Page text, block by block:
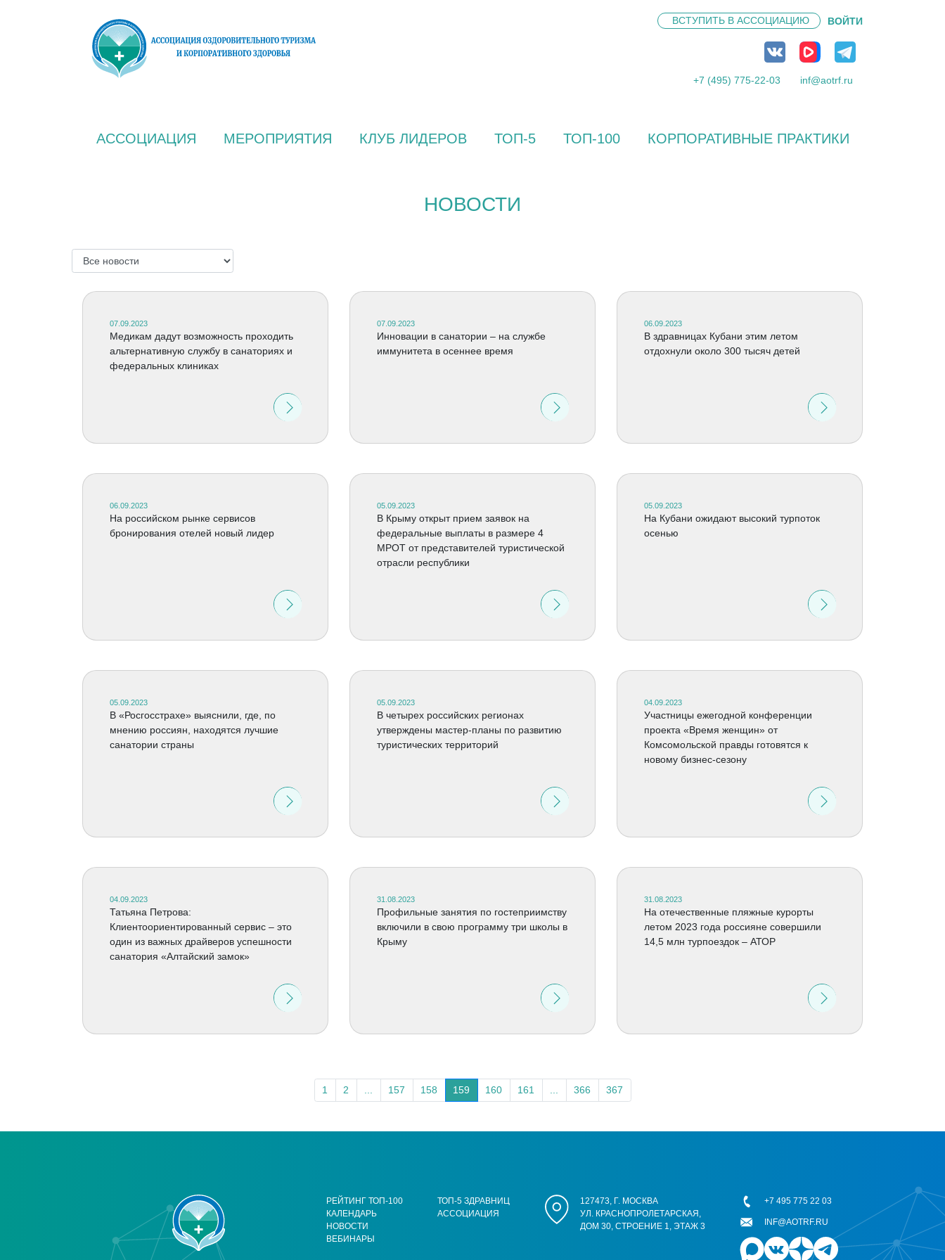
ВСТУПИТЬ В АССОЦИАЦИЮ ВОЙТИ
+7 (495) 775-22-03 inf@aotrf.ru
АССОЦИАЦИЯ МЕРОПРИЯТИЯ КЛУБ ЛИДЕРОВ ТОП-5 ТОП-100 КОРПОРАТИВНЫЕ ПРАКТИКИ
НОВОСТИ
07.09.2023
Медикам дадут возможность проходить
альтернативную службу в санаториях и
федеральных клиниках
07.09.2023
Инновации в санатории – на службе
иммунитета в осеннее время
06.09.2023
В здравницах Кубани этим летом
отдохнули около 300 тысяч детей
06.09.2023
На российском рынке сервисов
бронирования отелей новый лидер
05.09.2023
В Крыму открыт прием заявок на
федеральные выплаты в размере 4
МРОТ от представителей туристической
отрасли республики
05.09.2023
На Кубани ожидают высокий турпоток
осенью
05.09.2023
В «Росгосстрахе» выяснили, где, по
мнению россиян, находятся лучшие
санатории страны
05.09.2023
В четырех российских регионах
утверждены мастер-планы по развитию
туристических территорий
04.09.2023
Участницы ежегодной конференции
проекта «Время женщин» от
Комсомольской правды готовятся к
новому бизнес-сезону
04.09.2023
Татьяна Петрова:
Клиентоориентированный сервис – это
один из важных драйверов успешности
санатория «Алтайский замок»
31.08.2023
Профильные занятия по гостеприимству
включили в свою программу три школы в
Крыму
31.08.2023
На отечественные пляжные курорты
летом 2023 года россияне совершили
14,5 млн турпоездок – АТОР
1 2 157 158 159 160 161 366 367
РЕЙТИНГ ТОП-100
КАЛЕНДАРЬ
НОВОСТИ
ВЕБИНАРЫ
ТОП-5 ЗДРАВНИЦ
АССОЦИАЦИЯ
127473, Г. МОСКВА
УЛ. КРАСНОПРОЛЕТАРСКАЯ,
ДОМ 30, СТРОЕНИЕ 1, ЭТАЖ 3
+7 495 775 22 03
INF@AOTRF.RU